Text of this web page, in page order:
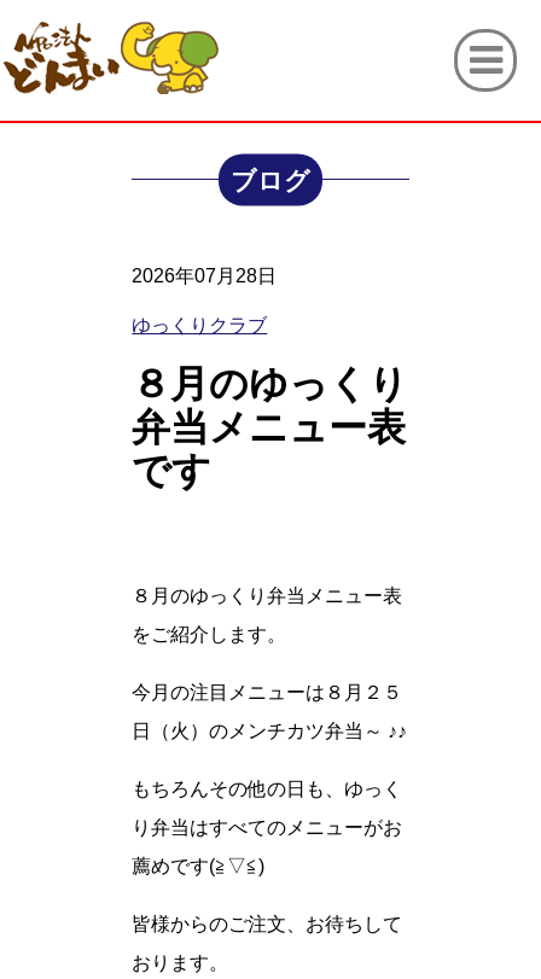
ブログ
2026年07月28日
ゆっくりクラブ
８月のゆっくり
弁当メニュー表
です
８月のゆっくり弁当メニュー表
をご紹介します。
今月の注目メニューは８月２５
日（火）のメンチカツ弁当～ ♪♪
もちろんその他の日も、ゆっく
り弁当はすべてのメニューがお
薦めです(≧▽≦)
皆様からのご注文、お待ちして
おります。